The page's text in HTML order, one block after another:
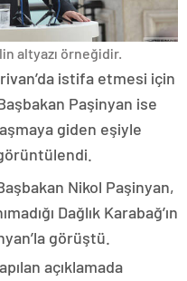
altyazı örneğidir.
istifa etmesi için
Paşinyan ise
giden eşiyle
Nikol Paşinyan,
Dağlık Karabağ’ın
görüştü.
açıklamada